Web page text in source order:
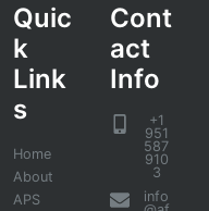
Quic
k
Link
s
Home
About
APS
Cont
act
Info
+1
951
587
910
3
info